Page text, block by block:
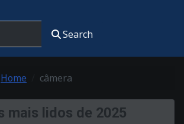
Search
Home câmera
mais lidos de 2025